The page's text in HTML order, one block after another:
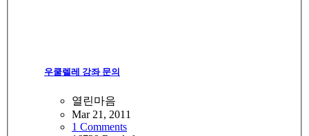
우쿨렐레 강좌 문의
열린마음
Mar 21, 2011
1 Comments